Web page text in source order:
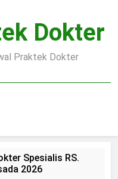
Dokter
Praktek Dokter
Spesialis RS.
2026